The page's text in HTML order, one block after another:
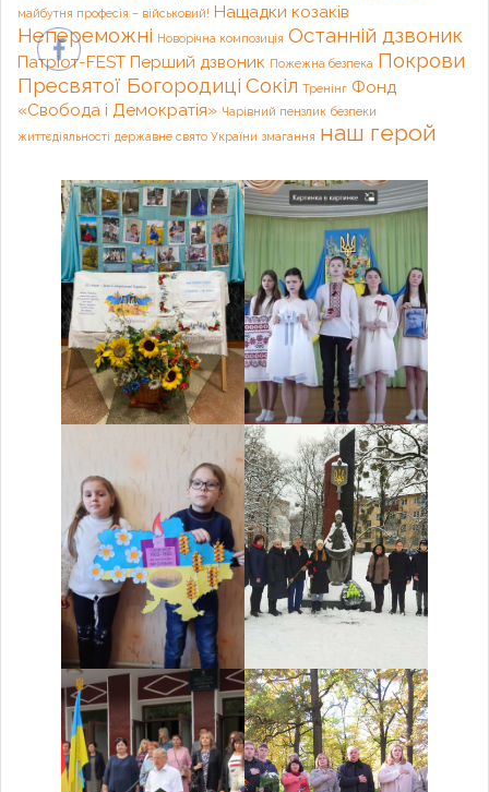
майбутня професія – військовий! Нащадки козаків
Непереможні Новорічна композиція Останній дзвоник
Патріот-FEST Перший дзвоник Пожежна безпека Покрови
Пресвятої Богородиці Сокіл Тренінг Фонд
«Свобода і Демократія» Чарівний пензлик безпеки
життєдіяльності державне свято України змагання наш герой